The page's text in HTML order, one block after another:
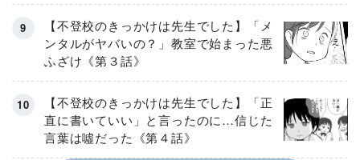
【不登校のきっかけは先生でした】「メ
ンタルがヤバいの？」教室で始まった悪
ふざけ《第３話》
【不登校のきっかけは先生でした】「正
直に書いていい」と言ったのに…信じた
言葉は噓だった《第４話》